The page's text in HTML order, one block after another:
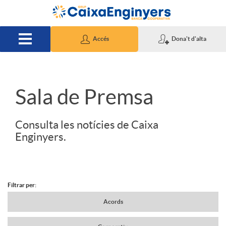
Salta al contingut principal
Accés Dona't d'alta
S
d
Sala de Premsa
Consulta les notícies de Caixa
Enginyers.
N
Filtrar per:
Acords